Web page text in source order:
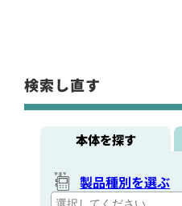
検索し直す
本体を探す
製品種別を選ぶ